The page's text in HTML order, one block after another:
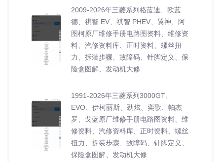
2009-2026年三菱系列格蓝迪、欧蓝
德、祺智 EV、祺智 PHEV、翼神、阿
图柯原厂维修手册电路图资料、维修资
料、汽修资料库、正时资料、螺丝扭
力、拆装步骤、故障码、针脚定义、保
险盒图解、发动机大修
1991-2026年三菱系列3000GT、
EVO、伊柯丽斯、劲炫、奕歌、帕杰
罗、戈蓝原厂维修手册电路图资料、维
修资料、汽修资料库、正时资料、螺丝
扭力、拆装步骤、故障码、针脚定义、
保险盒图解、发动机大修